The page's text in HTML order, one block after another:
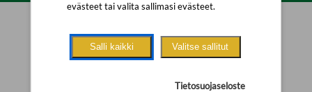
Tarkennettu haku
evästeet tai valita sallimasi evästeet.
Salli kaikki Valitse sallitut
Tietosuojaseloste